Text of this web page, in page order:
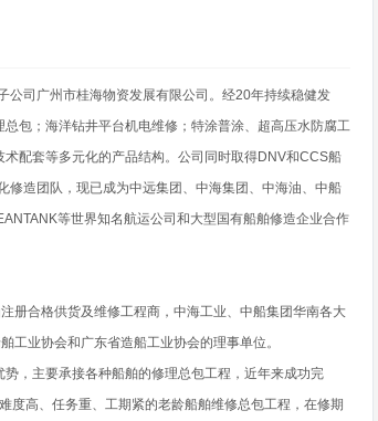
司广州市桂海物资发展有限公司。经20年持续稳健发
包；海洋钻井平台机电维修；特涂普涂、超高压水防腐工
配套等多元化的产品结构。公司同时取得DNV和CCS船
造团队，现已成为中远集团、中海集团、中海油、中船
等世界知名航运公司和大型国有船舶修造企业合作
册合格供货及维修工程商，中海工业、中船集团华南各大
业协会和广东省造船工业协会的理事单位。
，主要承接各种船舶的修理总包工程，近年来成功完
度高、任务重、工期紧的老龄船舶维修总包工程，在修期